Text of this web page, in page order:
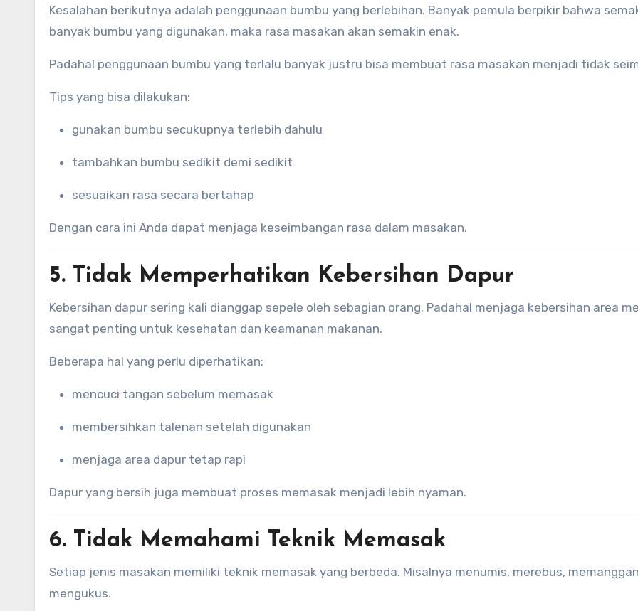
Kesalahan berikutnya adalah penggunaan bumbu yang berlebihan. Banyak pemula berpikir bahwa
banyak bumbu yang digunakan, maka rasa masakan akan semakin enak.
Padahal penggunaan bumbu yang terlalu banyak justru bisa membuat rasa masakan menjadi tidak
Tips yang bisa dilakukan:
gunakan bumbu secukupnya terlebih dahulu
tambahkan bumbu sedikit demi sedikit
sesuaikan rasa secara bertahap
Dengan cara ini Anda dapat menjaga keseimbangan rasa dalam masakan.
5. Tidak Memperhatikan Kebersihan Dapur
Kebersihan dapur sering kali dianggap sepele oleh sebagian orang. Padahal menjaga kebersihan area
sangat penting untuk kesehatan dan keamanan makanan.
Beberapa hal yang perlu diperhatikan:
mencuci tangan sebelum memasak
membersihkan talenan setelah digunakan
menjaga area dapur tetap rapi
Dapur yang bersih juga membuat proses memasak menjadi lebih nyaman.
6. Tidak Memahami Teknik Memasak
Setiap jenis masakan memiliki teknik memasak yang berbeda. Misalnya menumis, merebus,
mengukus.